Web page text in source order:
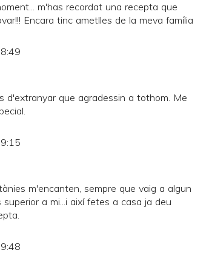
m'has recordat una recepta que
Encara tinc ametlles de la meva família
d'extranyar que agradessin a tothom. Me
m'encanten, sempre que vaig a algun
a mi...i així fetes a casa ja deu